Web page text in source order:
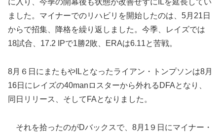
に入り、今季の開幕後も状態が改善せずにILを延長してい
ました。マイナーでのリハビリを開始したのは、5月21日
からで招集、降格を繰り返しました。今季、レイズでは
18試合、17.2 IPで1勝2敗、ERAは6.11と苦戦。
8月６日にまたもやILとなったライアン・トンプソンは8月
16日にレイズの40manロスターから外れるDFAとなり、
同日リリース、そしてFAとなりました。
それを拾ったのがDバックスで、8月1９日にマイナー・